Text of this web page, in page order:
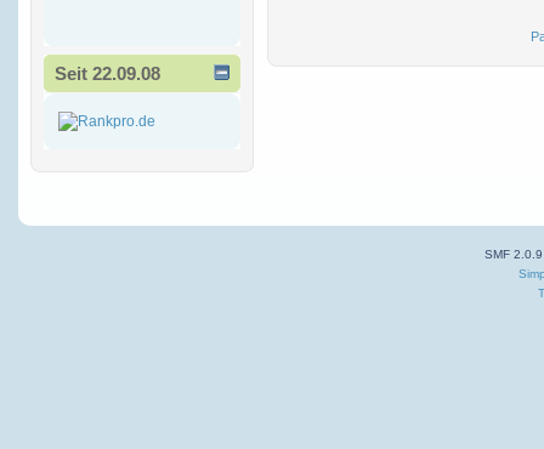
Seit 22.09.08
SMF 2.0.9